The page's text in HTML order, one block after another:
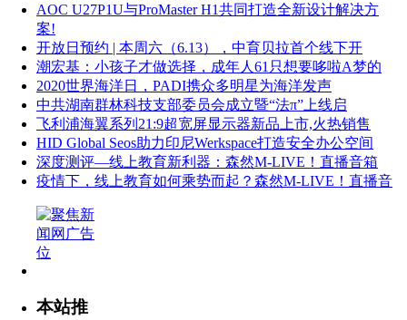
AOC U27P1U与ProMaster H1共同打造全新设计解决方
案!
开放日预约 | 本周六（6.13），中育贝拉首个线下开
潮宏基：小孩子才做选择，成年人61只想要哆啦A梦的
2020世界海洋日，PADI携众多明星为海洋发声
中共湖南群林科技支部委员会成立暨“法π”上线启
飞利浦海翼系列21:9超宽屏显示器新品上市,火热销售
HID Global Seos助力印尼Werkspace打造安全办公空间
深度测评—线上教育新利器：森然M-LIVE！直播音箱
疫情下，线上教育如何乘势而起？森然M-LIVE！直播音
本站推